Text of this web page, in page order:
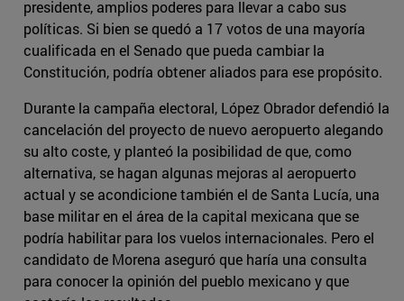
presidente, amplios poderes para llevar a cabo sus
políticas. Si bien se quedó a 17 votos de una mayoría
cualificada en el Senado que pueda cambiar la
Constitución, podría obtener aliados para ese propósito.
Durante la campaña electoral, López Obrador defendió la
cancelación del proyecto de nuevo aeropuerto alegando
su alto coste, y planteó la posibilidad de que, como
alternativa, se hagan algunas mejoras al aeropuerto
actual y se acondicione también el de Santa Lucía, una
base militar en el área de la capital mexicana que se
podría habilitar para los vuelos internacionales. Pero el
candidato de Morena aseguró que haría una consulta
para conocer la opinión del pueblo mexicano y que